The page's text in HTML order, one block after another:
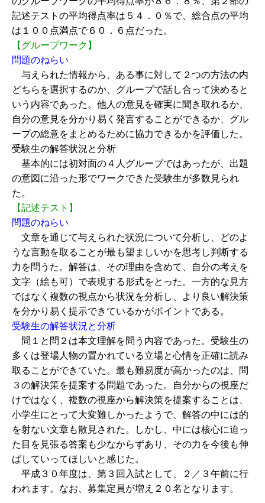
記述テストの平均得点率は５４．０％で、総合点の平均
は１００点満点で６０．６点だった。
【グループワーク】
問題のねらい
与えられた情報から、ある事に対して２つの方法の内
どちらを選択するのか、グループで話し合って決めると
いう内容であった。他人の意見を確実に聞き取れるか、
自分の意見を分かり易く発言することができるか、グル
ープの総意をまとめるために協力できるかを評価した。
受験生の解答状況と分析
基本的には初対面の４人グループではあったが、出題
の意図に沿った形でワークできた受験生が多数見られ
た。
【記述テスト】
問題のねらい
文章を通じて与えられた状況について分析し、どのよ
うな言動を取ることが最も望ましいかを思考し判断する
力を問うた。解答は、その理由を含めて、自分の考えを
文字（絵も可）で表現する形式をとった。一方的な見方
ではなく複数の視点から状況を分析し、より良い解決策
を分かり易く提示できているかがポイントである。
受験生の解答状況と分析
問１と問２は本文理解を問う内容であった。受験生の
多くは登場人物の置かれている立場と心情を正確に読み
取ることができていた。最も難易度が高かったのは、問
３の解決策を提案する問題であった。自分からの視座だ
けではなく、複数の視座から解決策を提案することは、
小学生にとって大変難しかったようで、解答の中には的
を射ない文章も散見された。しかし、中には核心に迫っ
た目を見張る答案も少なからずあり、その力を今後も伸
ばしていってほしいと感じた。
平成３０年度は、第３回入試として、２／３午前に行
われます。なお、募集定員が増え２０名となります。